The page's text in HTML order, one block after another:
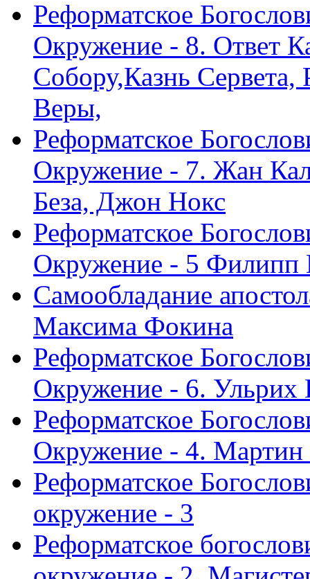
Реформатское
Окружение - 8. Ответ
Собору,Казнь Сервета,
Веры,
Реформатское
Окружение - 7. Жан
Беза, Джон Нокс
Реформатское
Окружение - 5 Филипп
Самообладание
Максима Фокина
Реформатское
Окружение - 6. Ульрих
Реформатское
Окружение - 4.
Реформатское
окружение - 3
Реформатское